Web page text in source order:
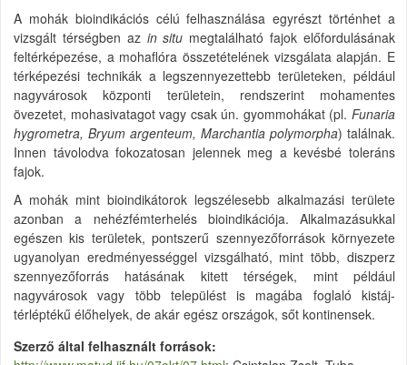
A mohák bioindikációs célú felhasználása egyrészt történhet a
vizsgált térségben az in situ megtalálható fajok előfordulásának
feltérképezése, a mohaflóra összetételének vizsgálata alapján. E
térképezési technikák a legszennyezettebb területeken, például
nagyvárosok központi területein, rendszerint mohamentes
övezetet, mohasivatagot vagy csak ún. gyommohákat (pl. Funaria
hygrometra, Bryum argenteum, Marchantia polymorpha) találnak.
Innen távolodva fokozatosan jelennek meg a kevésbé toleráns
fajok.
A mohák mint bioindikátorok legszélesebb alkalmazási területe
azonban a nehézfémterhelés bioindikációja. Alkalmazásukkal
egészen kis területek, pontszerű szennyezőforrások környezete
ugyanolyan eredményességgel vizsgálható, mint több, diszperz
szennyezőforrás hatásának kitett térségek, mint például
nagyvárosok vagy több települést is magába foglaló kistáj-
térléptékű élőhelyek, de akár egész országok, sőt kontinensek.
Szerző által felhasznált források